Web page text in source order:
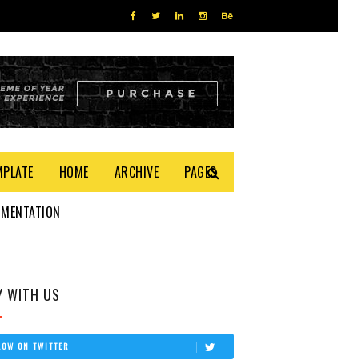
HOME ARCHIVE PAGES
WITH US
ON TWITTER